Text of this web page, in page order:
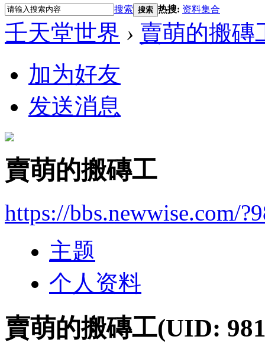
搜索 搜索 热搜: 资料集合
壬天堂世界 › 賣萌的搬磚
加为好友
发送消息
賣萌的搬磚工
https://bbs.newwise.com/
主题
个人资料
賣萌的搬磚工(UID: